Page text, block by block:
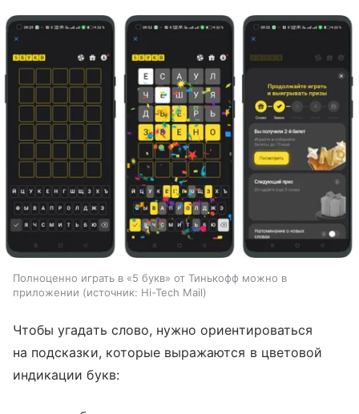
Полноценно играть в «5 букв» от Тинькофф можно в
приложении
источник: Hi-Tech Mail
Чтобы угадать слово, нужно ориентироваться
на подсказки, которые выражаются в цветовой
индикации букв: